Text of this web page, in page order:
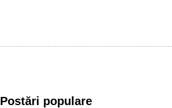
Postări populare